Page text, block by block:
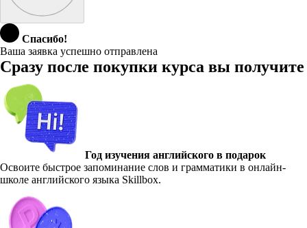
Спасибо!
Ваша заявка успешно отправлена
Сразу после покупки курса вы получите
Год изучения английского в подарок
Освоите быстрое запоминание слов и грамматики в онлайн-
школе английского языка Skillbox.